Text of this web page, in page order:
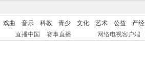
戏曲 音乐 科教 青少 文化 艺术 公益 产经
直播中国 赛事直播 网络电视客户端